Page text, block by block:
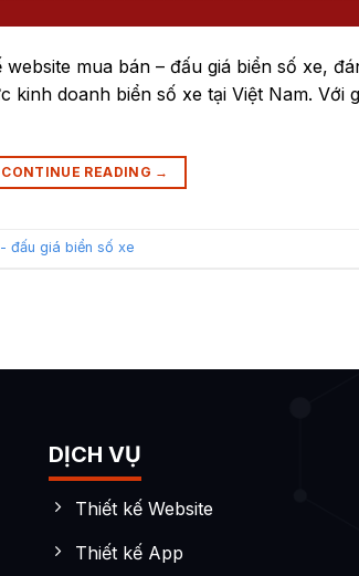
mua bán – đấu giá biển số xe,
doanh biển số xe tại Việt Nam. Với
CONTINUE READING →
đấu giá biển số xe
DỊCH VỤ
Thiết kế Website
Thiết kế App